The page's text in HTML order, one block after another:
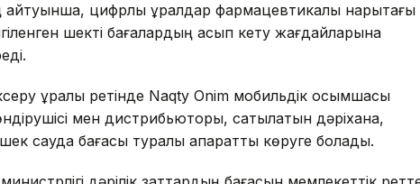
цифрлық құралдар фармацевтикалық нарықтағы
шекті бағалардың асып кету жағдайларына
құралы ретінде Naqty Onim мобильдік қосымшасы
мен дистрибьюторы, сатылатын дәріхана,
сауда бағасы туралы ақпаратты көруге болады.